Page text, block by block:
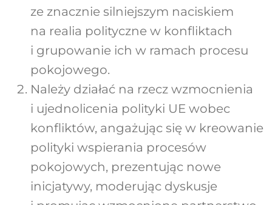
ze znacznie silniejszym naciskiem
na realia polityczne w konfliktach
i grupowanie ich w ramach procesu
pokojowego.
Należy działać na rzecz wzmocnienia
i ujednolicenia polityki UE wobec
konfliktów, angażując się w kreowanie
polityki wspierania procesów
pokojowych, prezentując nowe
inicjatywy, moderując dyskusje